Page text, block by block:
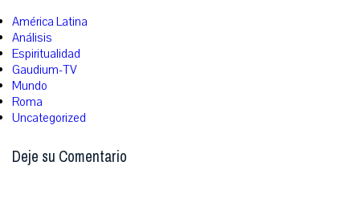
América Latina
Análisis
Espiritualidad
Gaudium-TV
Mundo
Roma
Uncategorized
Deje su Comentario